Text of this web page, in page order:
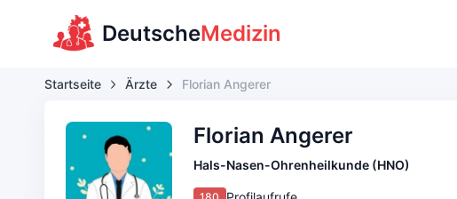
DeutscheMedizin
Startseite Ärzte Florian Angerer
Florian Angerer
Hals-Nasen-Ohrenheilkunde (HNO)
180